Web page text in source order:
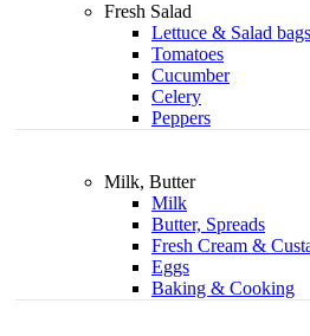
Fresh Salad
Lettuce & Salad bags
Tomatoes
Cucumber
Celery
Peppers
Milk, Butter
Milk
Butter, Spreads
Fresh Cream &
Eggs
Baking & Cooking